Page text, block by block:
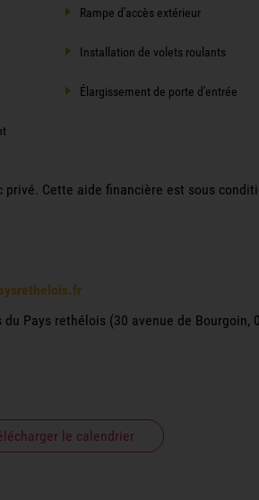
Rampe d'accès extérieur
Installation de volets roulants
Élargissement de porte d'entrée
Cette aide financière est sous
Pays rethélois (30 avenue de Bourgoin,
le calendrier